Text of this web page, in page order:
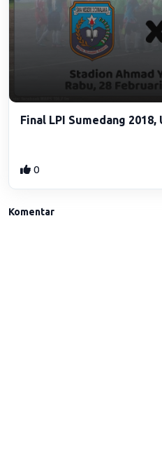
Final LPI Sumedang 2018,
0
Komentar